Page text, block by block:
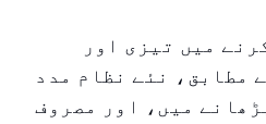
میں تیزی اور
مطابق، نئے نظام مدد
میں، اور مصروف